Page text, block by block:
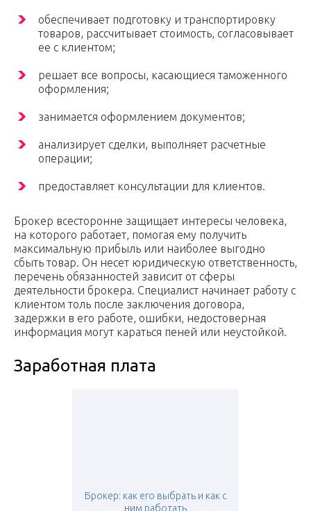
обеспечивает подготовку и транспортировку
товаров, рассчитывает стоимость, согласовывает
ее с клиентом;
решает все вопросы, касающиеся таможенного
оформления;
занимается оформлением документов;
анализирует сделки, выполняет расчетные
операции;
предоставляет консультации для клиентов.
Брокер всесторонне защищает интересы человека,
на которого работает, помогая ему получить
максимальную прибыль или наиболее выгодно
сбыть товар. Он несет юридическую ответственность,
перечень обязанностей зависит от сферы
деятельности брокера. Специалист начинает работу с
клиентом толь после заключения договора,
задержки в его работе, ошибки, недостоверная
информация могут караться пеней или неустойкой.
Заработная плата
Брокер: как его выбрать и как с
ним работать